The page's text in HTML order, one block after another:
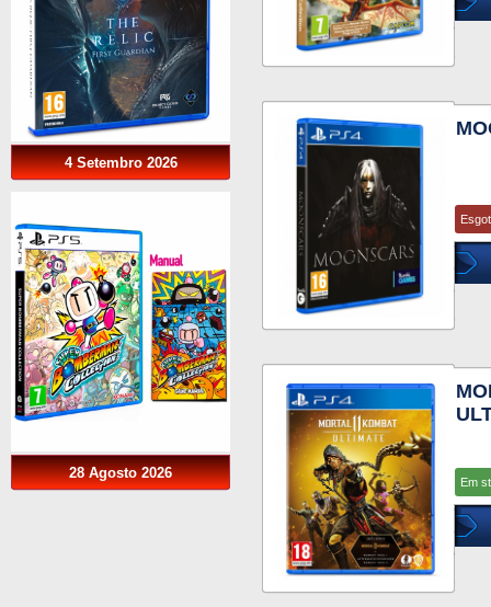
4 Setembro 2026
28 Agosto 2026
Em